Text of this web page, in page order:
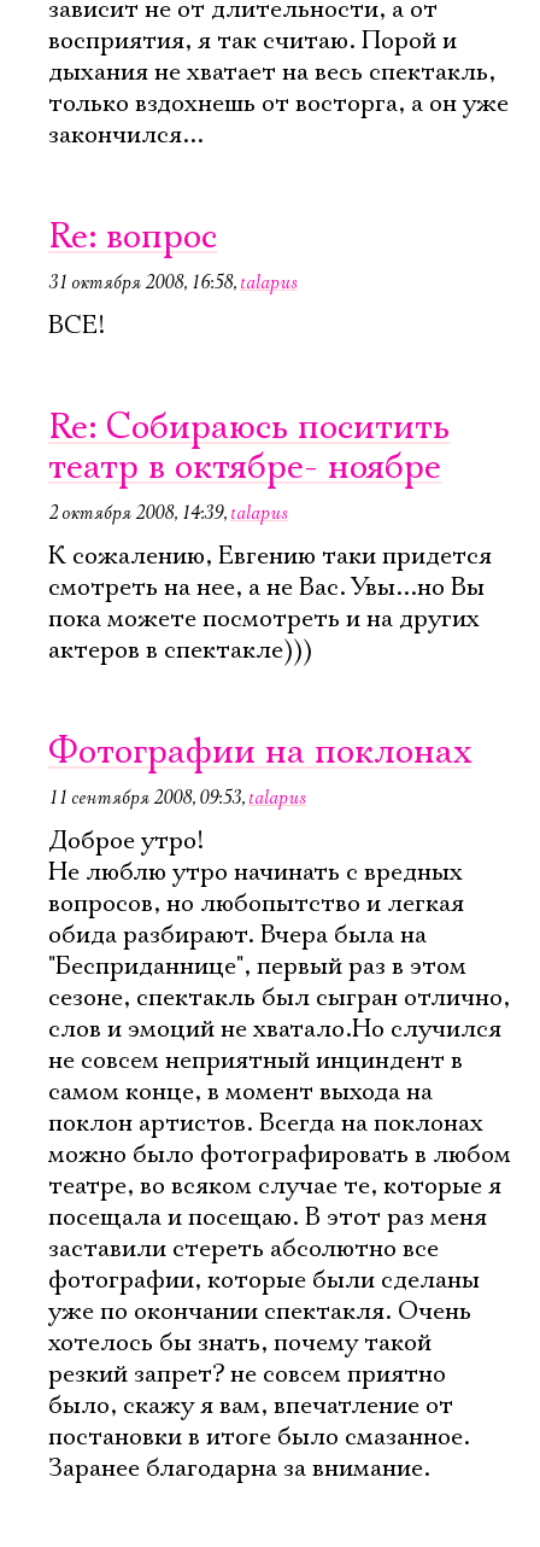
зависит не от длительности, а от
восприятия, я так считаю. Порой и
дыхания не хватает на весь спектакль,
только вздохнешь от восторга, а он уже
закончился...
Re: вопрос
31 октября 2008, 16:58, talapus
ВСЕ!
Re: Собираюсь поситить
театр в октябре- ноябре
2 октября 2008, 14:39, talapus
К сожалению, Евгению таки придется
смотреть на нее, а не Вас. Увы...но Вы
пока можете посмотреть и на других
актеров в спектакле)))
Фотографии на поклонах
11 сентября 2008, 09:53, talapus
Доброе утро!
Не люблю утро начинать с вредных
вопросов, но любопытство и легкая
обида разбирают. Вчера была на
"Бесприданнице", первый раз в этом
сезоне, спектакль был сыгран отлично,
слов и эмоций не хватало.Но случился
не совсем неприятный инциндент в
самом конце, в момент выхода на
поклон артистов. Всегда на поклонах
можно было фотографировать в любом
театре, во всяком случае те, которые я
посещала и посещаю. В этот раз меня
заставили стереть абсолютно все
фотографии, которые были сделаны
уже по окончании спектакля. Очень
хотелось бы знать, почему такой
резкий запрет? не совсем приятно
было, скажу я вам, впечатление от
постановки в итоге было смазанное.
Заранее благодарна за внимание.